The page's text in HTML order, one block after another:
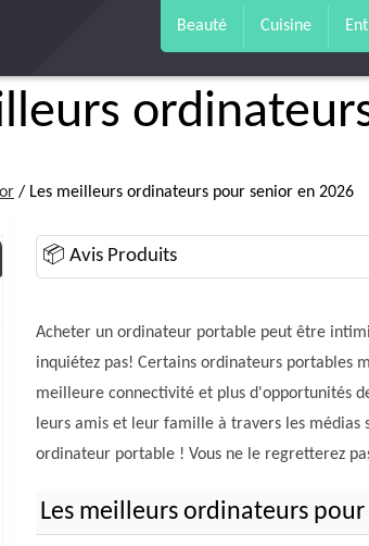
Beauté Cuisine
/ Les meilleurs ordinateurs pour senior en 2026
📦 Avis Produits
Acheter un ordinateur portable peut être
inquiétez pas! Certains ordinateurs portables
meilleure connectivité et plus d'opportunités
leurs amis et leur famille à travers les médias
ordinateur portable ! Vous ne le regretterez
Les meilleurs ordinateurs